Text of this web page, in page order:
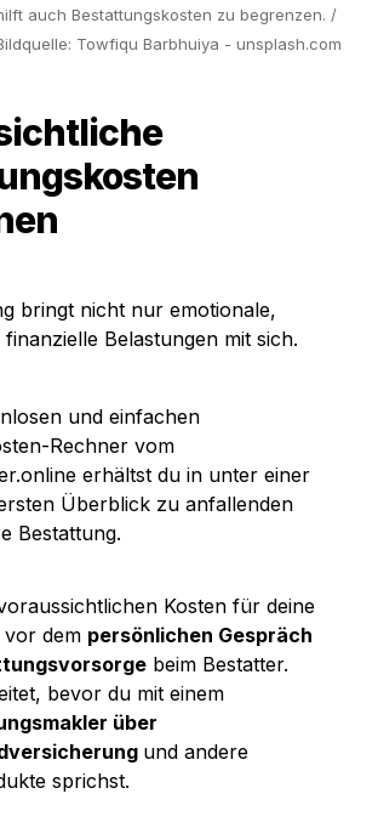
auch Bestattungskosten zu begrenzen. /
Towfiqu Barbhuiya - unsplash.com
bringt nicht nur emotionale,
Belastungen mit sich.
und einfachen
Rechner vom
erhältst du in unter einer
Überblick zu anfallenden
Bestattung.
Kosten für deine
vor dem persönlichen Gespräch
beim Bestatter.
über
und andere
sprichst.